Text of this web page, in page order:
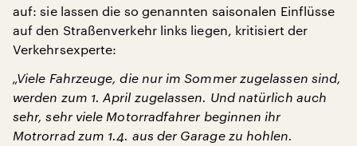
auf: sie lassen die so genannten saisonalen Einflüsse
auf den Straßenverkehr links liegen, kritisiert der
Verkehrsexperte:
„Viele Fahrzeuge, die nur im Sommer zugelassen sind,
werden zum 1. April zugelassen. Und natürlich auch
sehr, sehr viele Motorradfahrer beginnen ihr
Motrorrad zum 1.4. aus der Garage zu hohlen.